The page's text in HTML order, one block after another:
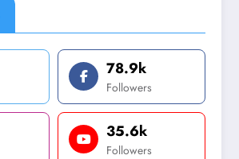
78.9k
Followers
35.6k
Followers